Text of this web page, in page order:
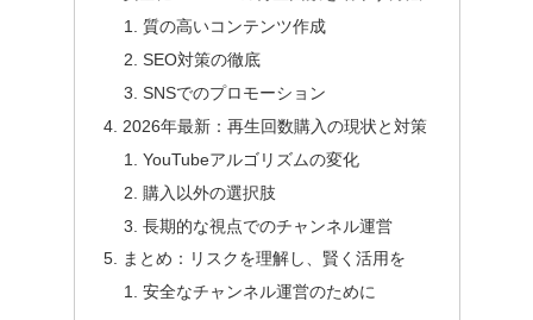
質の高いコンテンツ作成
SEO対策の徹底
SNSでのプロモーション
2026年最新：再生回数購入の現状と対策
YouTubeアルゴリズムの変化
購入以外の選択肢
長期的な視点でのチャンネル運営
まとめ：リスクを理解し、賢く活用を
安全なチャンネル運営のために